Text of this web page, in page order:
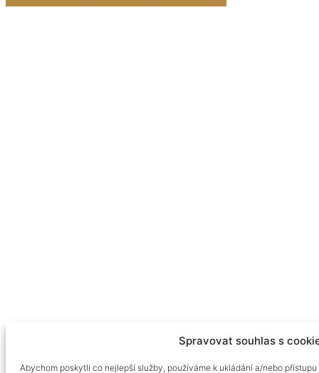
Spravovat souhlas s
Abychom poskytli co nejlepší služby, používáme k ukládání a/nebo